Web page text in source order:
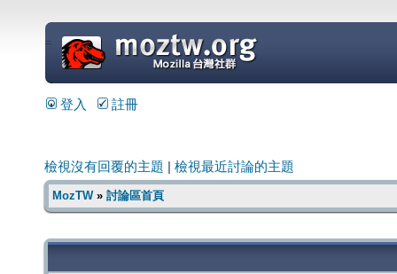
=
登入 註冊
檢視沒有回覆的主題 檢視最近討論的主題
MozTW» 討論區首頁